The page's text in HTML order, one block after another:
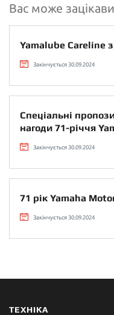
Вас може
Yamalube Careline
Закінчується 30.09.2024
Спеціальні
нагоди 71-річчя
Закінчується 30.09.2024
71 рік Yamaha
Закінчується 30.09.2024
ТЕХНІКА